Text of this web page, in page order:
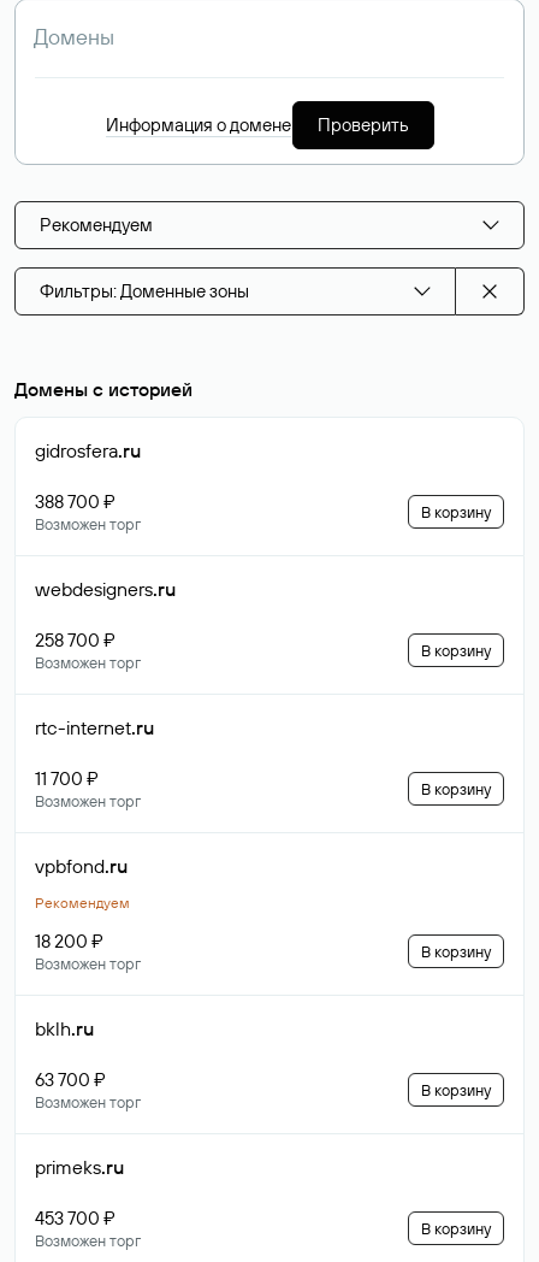
Информация о домене Проверить
Рекомендуем
Фильтры: Доменные зоны
Домены с историей
gidrosfera.ru
388 700 ₽
Возможен торг
В корзину
webdesigners.ru
258 700 ₽
Возможен торг
В корзину
rtc-internet.ru
11 700 ₽
Возможен торг
В корзину
vpbfond.ru
Рекомендуем
18 200 ₽
Возможен торг
В корзину
bklh.ru
63 700 ₽
Возможен торг
В корзину
primeks.ru
453 700 ₽
Возможен торг
В корзину